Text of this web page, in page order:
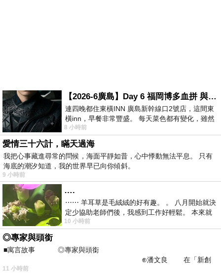
【2026-6廣島】Day 6 福岡博多血拼 與機場接送少年司機深夜對談
連四晚都住東橫INN 廣島新幹線口2號店，這間東
橫inn，早餐非常豐盛。 每天菜色都有變化，雖然
看到工作人員拿出料理包加熱，但
8 小時前
愛情三十六計，瞞天過海
我把心事藏進尋常的問候，海面平靜如昔，心中悸動無法平息。 只有
海底的潮汐知道，我的世界早已向你傾斜。
9 小時前
….
⋯⋯ 羊耳草是毛絨絨的好有趣。 。 八月開始就決
定少協助老師們後，我感到工作好輕鬆。 本來就
不是我的工作啊。 真
10 小時前
◎專家與頭銜
■寓言故事 ◎專家與頭銜
⊕潘文良 在「新創
之谷」裡——
11 小時前